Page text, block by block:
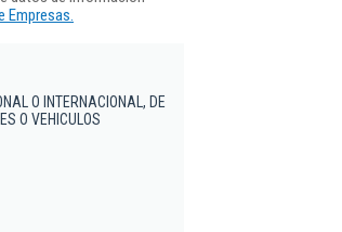
O INTERNACIONAL, DE
O VEHICULOS